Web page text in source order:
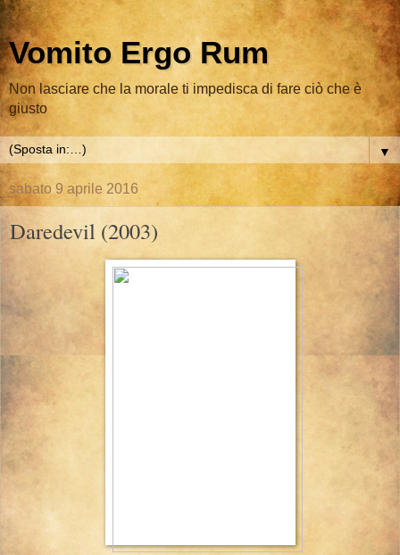
Vomito Ergo Rum
Non lasciare che la morale ti impedisca di fare ciò che è
giusto
▼
sabato 9 aprile 2016
Daredevil (2003)